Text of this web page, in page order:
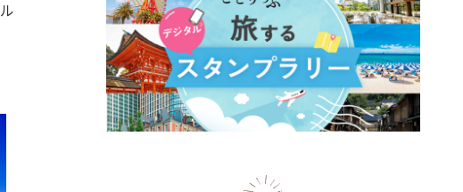
原、星空、かき氷で暑さを忘れる
2026.06.03